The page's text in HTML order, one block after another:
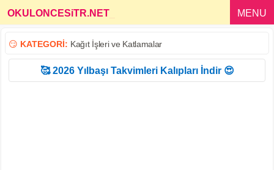
OKULONCESiTR.NET MENU
😏 KATEGORİ: Kağıt İşleri ve Katlamalar
🥰 2026 Yılbaşı Takvimleri Kalıpları İndir 😍